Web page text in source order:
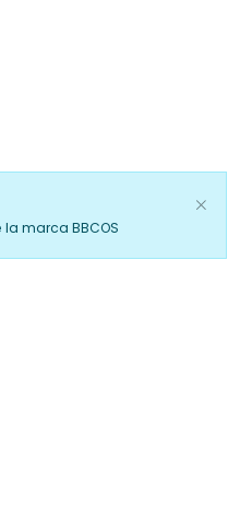
marca BBCOS